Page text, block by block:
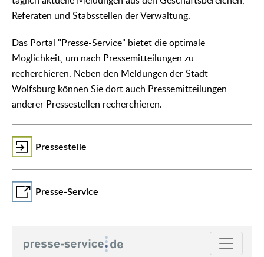
Referaten und Stabsstellen der Verwaltung.
Das Portal "Presse-Service" bietet die optimale
Möglichkeit, um nach Pressemitteilungen zu
recherchieren. Neben den Meldungen der Stadt
Wolfsburg können Sie dort auch Pressemitteilungen
anderer Pressestellen recherchieren.
Pressestelle
Presse-Service